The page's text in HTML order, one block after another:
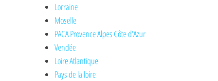
Lorraine
Moselle
PACA Provence Alpes Côte d'Azur
Vendée
Loire Atlantique
Pays de la loire